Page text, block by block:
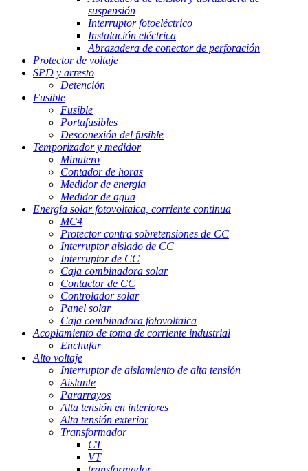
suspensión
Interruptor fotoeléctrico
Instalación eléctrica
Abrazadera de conector de perforación
Protector de voltaje
SPD y arresto
Detención
Fusible
Fusible
Portafusibles
Desconexión del fusible
Temporizador y medidor
Minutero
Contador de horas
Medidor de energía
Medidor de agua
Energía solar fotovoltaica, corriente continua
MC4
Protector contra sobretensiones de CC
Interruptor aislado de CC
Interruptor de CC
Caja combinadora solar
Contactor de CC
Controlador solar
Panel solar
Caja combinadora fotovoltaica
Acoplamiento de toma de corriente industrial
Enchufar
Alto voltaje
Interruptor de aislamiento de alta tensión
Aislante
Pararrayos
Alta tensión en interiores
Alta tensión exterior
Transformador
CT
VT